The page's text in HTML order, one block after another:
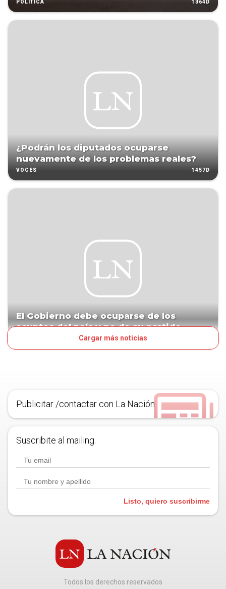
POLÍTICA 1364D
¿Podrán los diputados ocuparse
nuevamente de los problemas reales?
VOCES 1457D
El Gobierno debe ocuparse de los
asuntos del país y no de su partido
Cargar más noticias
Publicitar /contactar con La Nación
Suscribite al mailing.
Listo, quiero suscribirme
Todos los derechos reservados